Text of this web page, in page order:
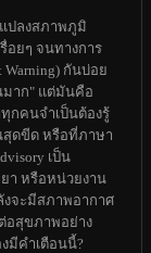
แปลงสภาพภูมิ
อยๆ จนทางการ
กันบ่อย
มาก" แต่มันคือ
กคนจำเป็นต้องรู้
สุดขีด หรือที่ภาษา
เป็น
า หรือหน่วยงาน
จะมีสภาพอากาศ
อสุขภาพอย่าง
มีคำเตือนนี้?